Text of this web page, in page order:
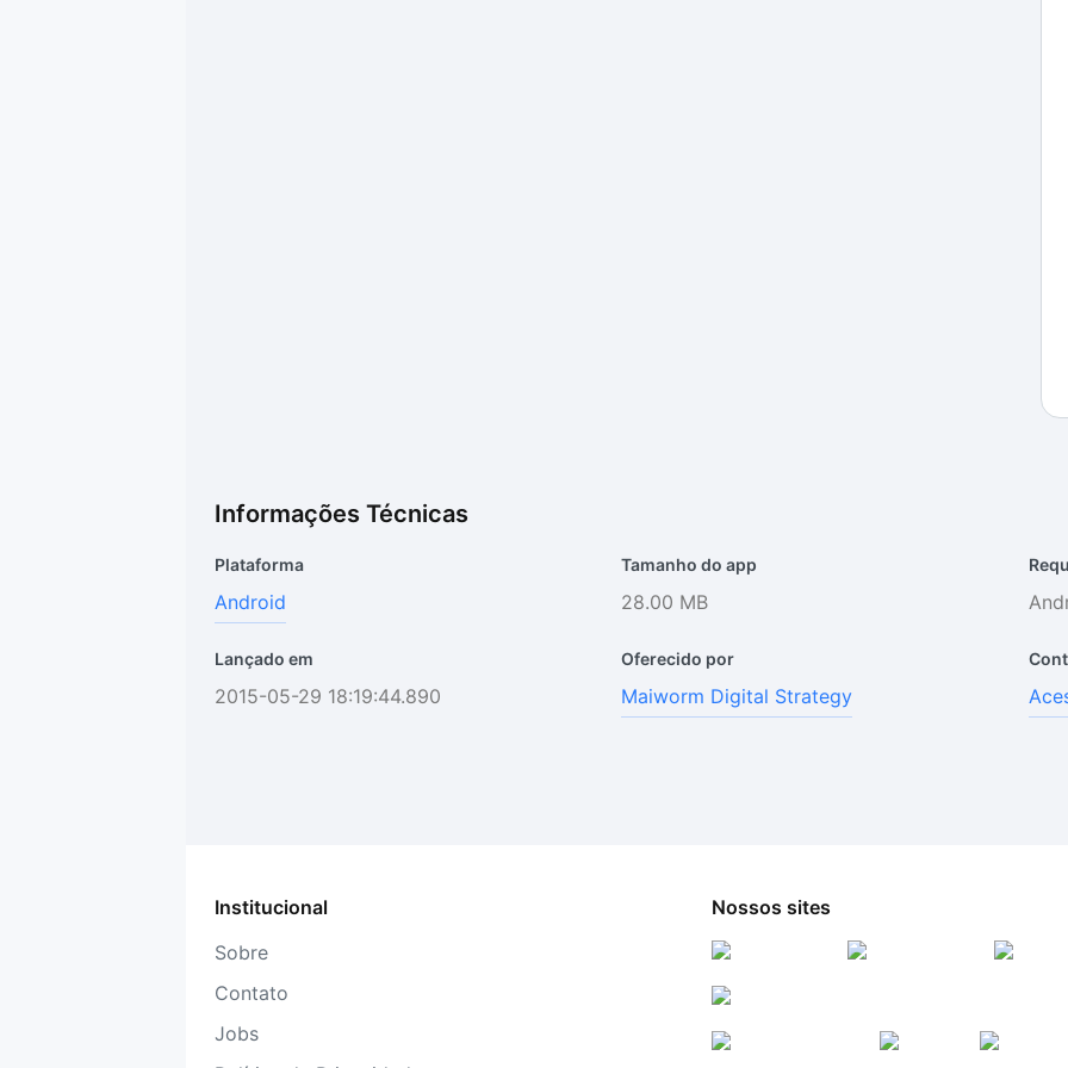
Informações Técnicas
Plataforma
Android
Tamanho do app
28.00 MB
Lançado em
2015-05-29 18:19:44.890
Oferecido por
Maiworm Digital Strategy
Institucional
Sobre
Contato
Jobs
Nossos sites